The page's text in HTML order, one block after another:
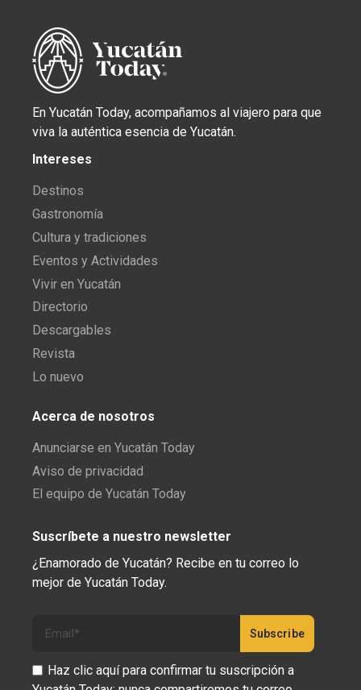
En Yucatán Today, acompañamos al viajero para que
viva la auténtica esencia de Yucatán.
Intereses
Destinos
Gastronomía
Cultura y tradiciones
Eventos y Actividades
Vivir en Yucatán
Directorio
Descargables
Revista
Lo nuevo
Acerca de nosotros
Anunciarse en Yucatán Today
Aviso de privacidad
El equipo de Yucatán Today
Suscríbete a nuestro newsletter
¿Enamorado de Yucatán? Recibe en tu correo lo
mejor de Yucatán Today.
Haz clic aquí para confirmar tu suscripción a